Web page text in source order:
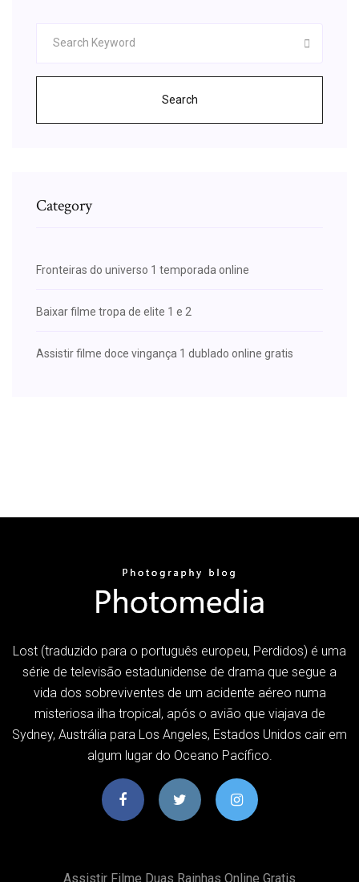
Search
Category
Fronteiras do universo 1 temporada online
Baixar filme tropa de elite 1 e 2
Assistir filme doce vingança 1 dublado online gratis
Lost (traduzido para o português europeu, Perdidos) é uma
série de televisão estadunidense de drama que segue a
vida dos sobreviventes de um acidente aéreo numa
misteriosa ilha tropical, após o avião que viajava de
Sydney, Austrália para Los Angeles, Estados Unidos cair em
algum lugar do Oceano Pacífico.
Assistir Filme Duas Rainhas Online Gratis